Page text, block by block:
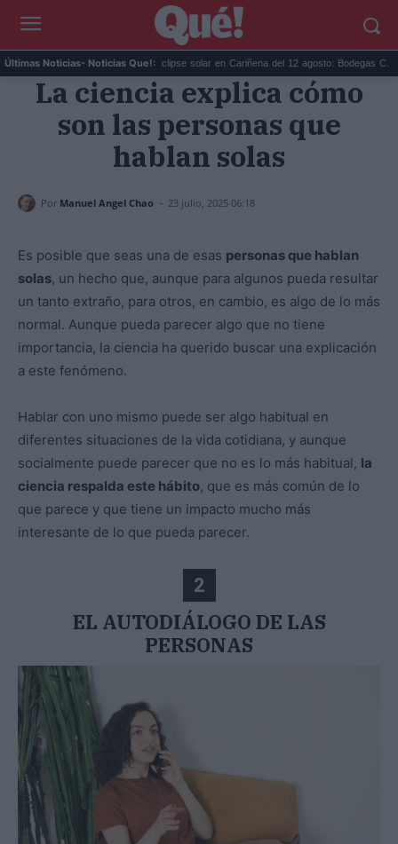
Últimas Noticias- Noticias Que!:
de Sonorama Ri... Eclipse solar en Cariñena del 12 agosto: Bodegas C...
La ciencia explica cómo
son las personas que
hablan solas
Por Manuel Angel Chao - 23 julio, 2025 06:18
Es posible que seas una de esas personas que hablan
solas, un hecho que, aunque para algunos pueda resultar
un tanto extraño, para otros, en cambio, es algo de lo más
normal. Aunque pueda parecer algo que no tiene
importancia, la ciencia ha querido buscar una explicación
a este fenómeno.
Hablar con uno mismo puede ser algo habitual en
diferentes situaciones de la vida cotidiana, y aunque
socialmente puede parecer que no es lo más habitual, la
ciencia respalda este hábito, que es más común de lo
que parece y que tiene un impacto mucho más
interesante de lo que pueda parecer.
2
EL AUTODIÁLOGO DE LAS
PERSONAS